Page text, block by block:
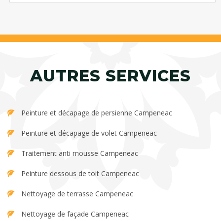
AUTRES SERVICES
Peinture et décapage de persienne Campeneac
Peinture et décapage de volet Campeneac
Traitement anti mousse Campeneac
Peinture dessous de toit Campeneac
Nettoyage de terrasse Campeneac
Nettoyage de façade Campeneac